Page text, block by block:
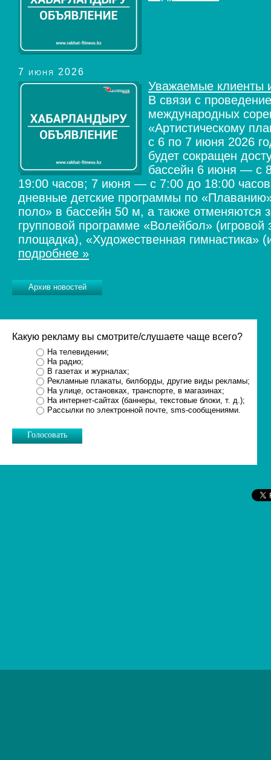
7 июня 2026
Уважаемые клиенты
В связи с
международных
«Артистическому
с 6 по 7 июня 2026
будет сокращен
бассейн 6 июня — с
19:00 часов; 7 июня — с 7:00 до 18:00
дневные детские программы по
поло» в бассейн 50 м, а также отменяются
групповой программе «Волейбол» (игровой
площадка), «Художественная гимнастика»
подробнее »
Архив новостей
Какую рекламу вы смотрите/слушаете чаще всего?
На телевидении;
На радио;
В газетах и журналах;
Рекламные плакаты, билборды, другие виды рекламы;
На улице, остановках, транспорте, в магазинах;
На интернет-сайтах (баннеры, текстовые блоки, т. д.);
Рассылки по электронной почте, sms-сообщениями.